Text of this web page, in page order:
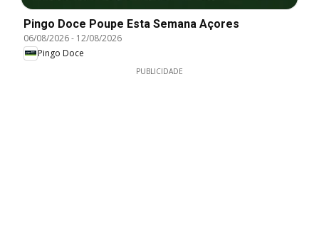
Pingo Doce Poupe Esta Semana Açores
06/08/2026- 12/08/2026
Pingo Doce
PUBLICIDADE